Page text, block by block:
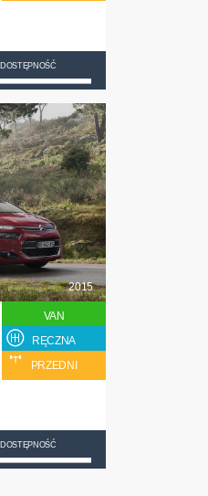
DOSTĘPNOŚĆ
2015
VAN
RĘCZNA
PRZEDNI
DOSTĘPNOŚĆ